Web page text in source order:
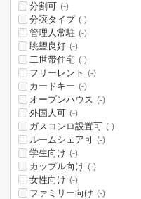
分割可 (-)
分譲タイプ (-)
管理人常駐 (-)
眺望良好 (-)
二世帯住宅 (-)
フリーレント (-)
カードキー (-)
オープンハウス (-)
外国人可 (-)
ガスコンロ設置可 (-)
ルームシェア可 (-)
学生向け (-)
カップル向け (-)
女性向け (-)
ファミリー向け (-)